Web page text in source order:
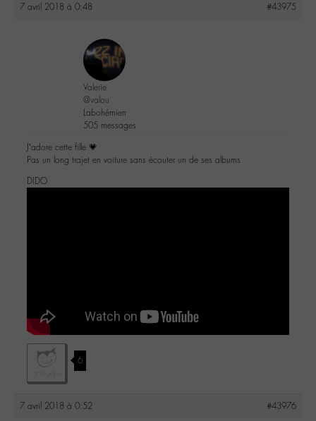
7 avril 2018 à 0:48 #43975
Valerie
@valou
Labohémien
505 messages
J’adore cette fille 💗
Pas un long trajet en voiture sans écouter un de ses albums
DIDO
6
7 avril 2018 à 0:52 #43976